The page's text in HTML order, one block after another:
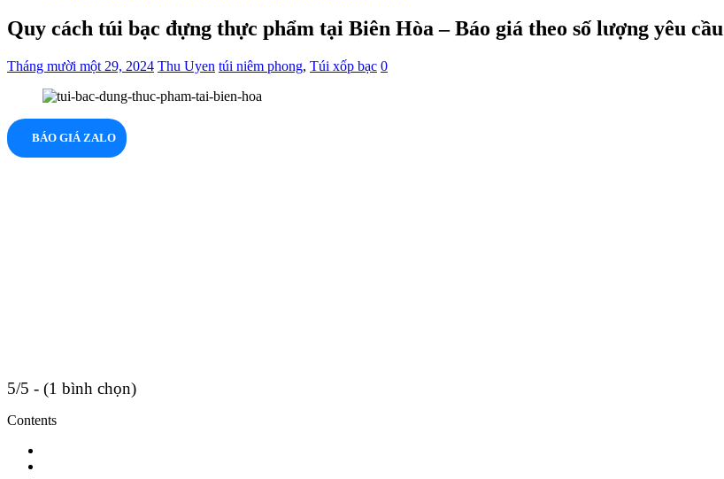
Quy cách túi bạc đựng thực phẩm tại Biên Hòa – Báo giá theo số lượng yêu cầu
Tháng mười một 29, 2024 Thu Uyen túi niêm phong, Túi xốp bạc 0
BÁO GIÁ ZALO
5/5 - (1 bình chọn)
Contents